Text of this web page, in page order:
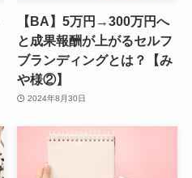
【BA】5万円→300万円へ
と成果報酬が上がるセルフ
ブランディングとは？【み
や様②】
2024年8月30日